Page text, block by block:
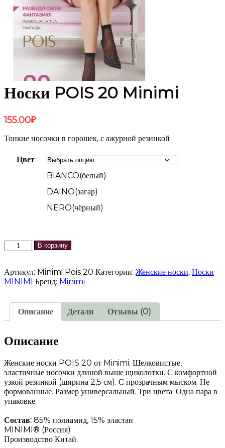
Носки POIS 20 Minimi
155.00₽
Тонкие носочки в горошек, с ажурной резинкой
Цвет
BIANCO(белый)
DAINO(загар)
NERO(чёрный)
Количество
товара
POIS
20
В корзину
Артикул: Minimi Pois 20 Категории: Женские носки, Носки
MINIMI Бренд: Minimi
Описание Детали Отзывы (0)
Описание
Женские носки POIS 20 от Minimi. Шелковистые,
эластичные носочки длиной выше щиколотки. С комфортной
узкой резинкой (ширина 2,5 см). С прозрачным мыском. Не
формованные. Размер универсальный. Три цвета. Одна пара в
упаковке.
Состав: 85% полиамид, 15% эластан
MINIMI® (Россия)
Производство Китай.